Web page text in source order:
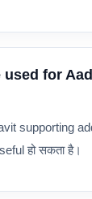
for
supporting
हो सकता है।